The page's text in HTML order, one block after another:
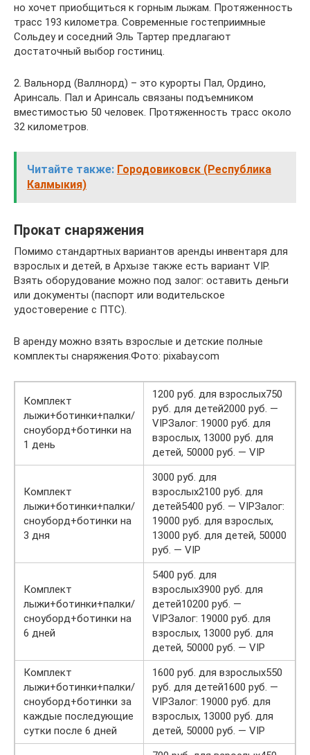
но хочет приобщиться к горным лыжам. Протяженность
трасс 193 километра. Современные гостеприимные
Сольдеу и соседний Эль Тартер предлагают
достаточный выбор гостиниц.
2. Вальнорд (Валлнорд) – это курорты Пал, Ордино,
Аринсаль. Пал и Аринсаль связаны подъемником
вместимостью 50 человек. Протяженность трасс около
32 километров.
Читайте также: Городовиковск (Республика
Калмыкия)
Прокат снаряжения
Помимо стандартных вариантов аренды инвентаря для
взрослых и детей, в Архызе также есть вариант VIP.
Взять оборудование можно под залог: оставить деньги
или документы (паспорт или водительское
удостоверение с ПТС).
В аренду можно взять взрослые и детские полные
комплекты снаряжения.Фото: pixabay.com
Комплект
лыжи+ботинки+палки/
сноуборд+ботинки на
1 день
1200 руб. для взрослых750
руб. для детей2000 руб. —
VIPЗалог: 19000 руб. для
взрослых, 13000 руб. для
детей, 50000 руб. — VIP
Комплект
лыжи+ботинки+палки/
сноуборд+ботинки на
3 дня
3000 руб. для
взрослых2100 руб. для
детей5400 руб. — VIPЗалог:
19000 руб. для взрослых,
13000 руб. для детей, 50000
руб. — VIP
Комплект
лыжи+ботинки+палки/
сноуборд+ботинки на
6 дней
5400 руб. для
взрослых3900 руб. для
детей10200 руб. —
VIPЗалог: 19000 руб. для
взрослых, 13000 руб. для
детей, 50000 руб. — VIP
Комплект
лыжи+ботинки+палки/
сноуборд+ботинки за
каждые последующие
сутки после 6 дней
1600 руб. для взрослых550
руб. для детей1600 руб. —
VIPЗалог: 19000 руб. для
взрослых, 13000 руб. для
детей, 50000 руб. — VIP